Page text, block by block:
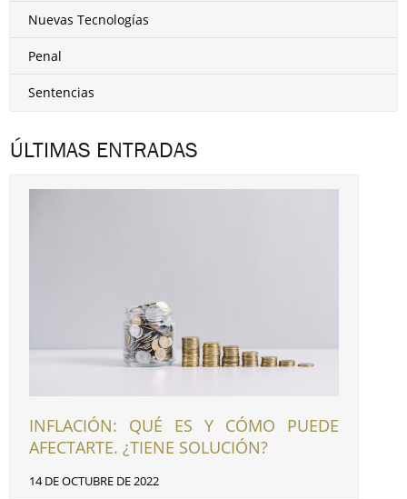
Nuevas Tecnologías
Penal
Sentencias
ÚLTIMAS ENTRADAS
INFLACIÓN: QUÉ ES Y CÓMO PUEDE
AFECTARTE. ¿TIENE SOLUCIÓN?
14 DE OCTUBRE DE 2022